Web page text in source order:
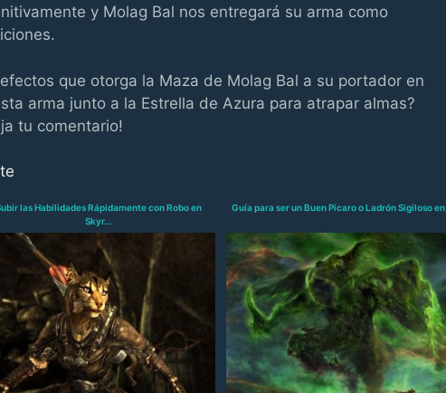
y Molag Bal nos entregará su arma como
que otorga la Maza de Molag Bal a su portador en
arma junto a la Estrella de Azura para atrapar almas?
tu comentario!
las Habilidades Rápidamente con Robo en
Skyr...
Guía para ser un Buen Pícaro o Ladrón Sigiloso